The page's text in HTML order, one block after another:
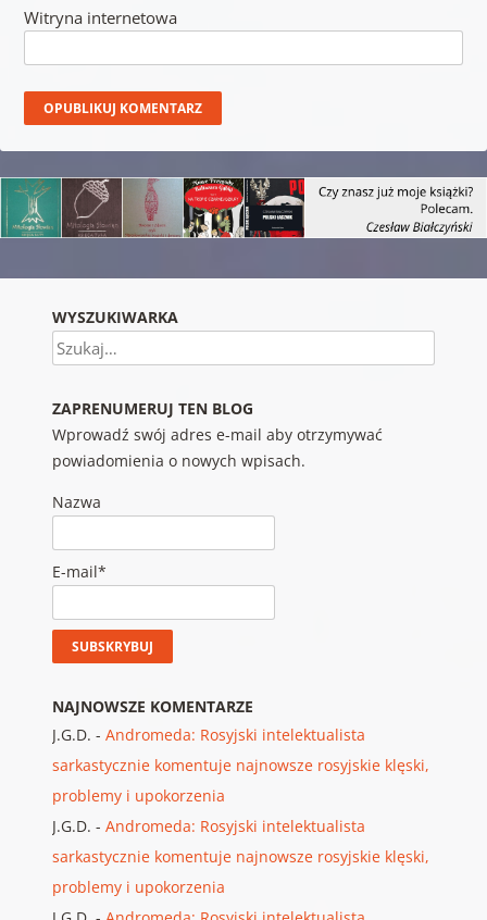
Witryna internetowa
WYSZUKIWARKA
Szukaj
ZAPRENUMERUJ TEN BLOG
Wprowadź swój adres e-mail aby otrzymywać
powiadomienia o nowych wpisach.
Nazwa
E-mail*
NAJNOWSZE KOMENTARZE
J.G.D. - Andromeda: Rosyjski intelektualista
sarkastycznie komentuje najnowsze rosyjskie klęski,
problemy i upokorzenia
J.G.D. - Andromeda: Rosyjski intelektualista
sarkastycznie komentuje najnowsze rosyjskie klęski,
problemy i upokorzenia